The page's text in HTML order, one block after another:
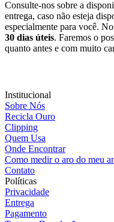
Consulte-nos sobre a
entrega, caso não esteja
especialmente para você.
30 dias úteis. Faremos o
quanto antes e com muito
Institucional
Sobre Nós
Recicla Ouro
Clipping
Quem Usa
Onde Encontrar
Como medir o aro do meu
Contato
Políticas
Privacidade
Entrega
Pagamento